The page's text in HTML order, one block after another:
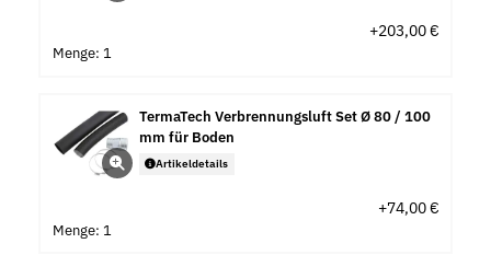
+203,00 €
Menge: 1
TermaTech Verbrennungsluft Set Ø 80 / 100
mm für Boden
Artikeldetails
+74,00 €
Menge: 1